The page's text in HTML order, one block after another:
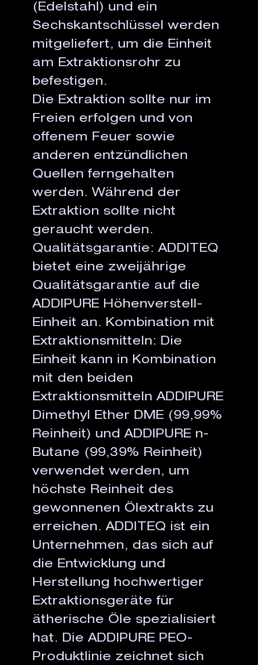
(Edelstahl) und ein
Sechskantschlüssel werden
mitgeliefert, um die Einheit
am Extraktionsrohr zu
befestigen.
Die Extraktion sollte nur im
Freien erfolgen und von
offenem Feuer sowie
anderen entzündlichen
Quellen ferngehalten
werden. Während der
Extraktion sollte nicht
geraucht werden.
Qualitätsgarantie: ADDITEQ
bietet eine zweijährige
Qualitätsgarantie auf die
ADDIPURE Höhenverstell-
Einheit an. Kombination mit
Extraktionsmitteln: Die
Einheit kann in Kombination
mit den beiden
Extraktionsmitteln ADDIPURE
Dimethyl Ether DME (99,99%
Reinheit) und ADDIPURE n-
Butane (99,39% Reinheit)
verwendet werden, um
höchste Reinheit des
gewonnenen Ölextrakts zu
erreichen. ADDITEQ ist ein
Unternehmen, das sich auf
die Entwicklung und
Herstellung hochwertiger
Extraktionsgeräte für
ätherische Öle spezialisiert
hat. Die ADDIPURE PEO-
Produktlinie zeichnet sich